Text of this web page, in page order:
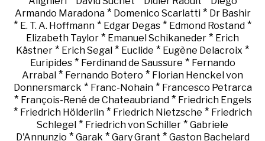
Armando Maradona* Domenico Scarlatti* Dr Bashir
* E. T. A. Hoffmann * Edgar Degas * Edmond Rostand *
Elizabeth Taylor * Emanuel Schikaneder * Erich
Kästner * Erich Segal * Euclide * Eugène Delacroix *
Euripides* Ferdinand de Saussure * Fernando
Arrabal * Fernando Botero * Florian Henckel von
Donnersmarck * Franc-Nohain* Francesco Petrarca
* François-René de Chateaubriand* Friedrich Engels
* Friedrich Hölderlin* Friedrich Nietzsche * Friedrich
Schlegel * Friedrich von Schiller * Gabriele
D'Annunzio * Garak * Gary Grant * Gaston Bachelard